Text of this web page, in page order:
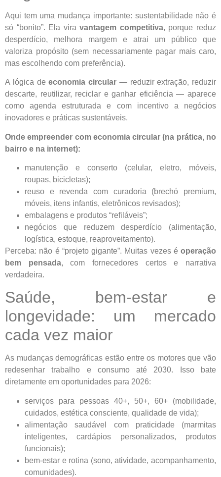
Aqui tem uma mudança importante: sustentabilidade não é
só “bonito”. Ela viravantagem competitiva, porque reduz
desperdício, melhora margem e atrai um público que
valoriza propósito (sem necessariamente pagar mais caro,
mas escolhendo com preferência).
A lógica deeconomia circular — reduzir extração, reduzir
descarte, reutilizar, reciclar e ganhar eficiência — aparece
como agenda estruturada e com incentivo a negócios
inovadores e práticas sustentáveis.
Onde empreender com economia circular (na prática, no
bairro e na internet):
manutenção e conserto (celular, eletro, móveis,
roupas, bicicletas);
reuso e revenda com curadoria (brechó premium,
móveis, itens infantis, eletrônicos revisados);
embalagens e produtos “refiláveis”;
negócios que reduzem desperdício (alimentação,
logística, estoque, reaproveitamento).
Perceba: não é “projeto gigante”. Muitas vezes é operação
bem pensada, com fornecedores certos e narrativa
verdadeira.
Saúde, bem-estar e
longevidade: um mercado
cada vez maior
As mudanças demográficas estão entre os motores que vão
redesenhar trabalho e consumo até 2030. Isso bate
diretamente em oportunidades para 2026:
serviços para pessoas 40+, 50+, 60+ (mobilidade,
cuidados, estética consciente, qualidade de vida);
alimentação saudável com praticidade (marmitas
inteligentes, cardápios personalizados, produtos
funcionais);
bem-estar e rotina (sono, atividade, acompanhamento,
comunidades).